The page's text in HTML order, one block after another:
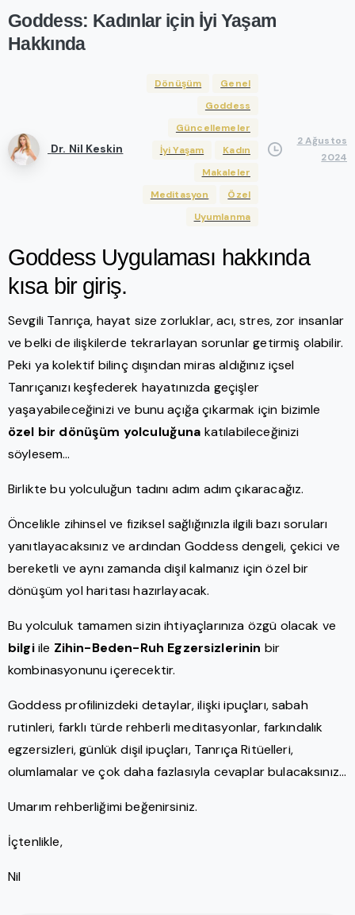
Goddess: Kadınlar için İyi Yaşam
Hakkında
Dr. Nil Keskin
Dönüşüm
Genel
Goddess
Güncellemeler
İyi Yaşam
Kadın
Makaleler
Meditasyon
Özel
Uyumlanma
2 Ağustos
2024
Goddess Uygulaması hakkında
kısa bir giriş.
Sevgili Tanrıça, hayat size zorluklar, acı, stres, zor insanlar
ve belki de ilişkilerde tekrarlayan sorunlar getirmiş olabilir.
Peki ya kolektif bilinç dışından miras aldığınız içsel
Tanrıçanızı keşfederek hayatınızda geçişler
yaşayabileceğinizi ve bunu açığa çıkarmak için bizimle
özel bir dönüşüm yolculuğuna katılabileceğinizi
söylesem…
Birlikte bu yolculuğun tadını adım adım çıkaracağız.
Öncelikle zihinsel ve fiziksel sağlığınızla ilgili bazı soruları
yanıtlayacaksınız ve ardından Goddess dengeli, çekici ve
bereketli ve aynı zamanda dişil kalmanız için özel bir
dönüşüm yol haritası hazırlayacak.
Bu yolculuk tamamen sizin ihtiyaçlarınıza özgü olacak ve
bilgiile Zihin-Beden-Ruh Egzersizlerinin bir
kombinasyonunu içerecektir.
Goddess profilinizdeki detaylar, ilişki ipuçları, sabah
rutinleri, farklı türde rehberli meditasyonlar, farkındalık
egzersizleri, günlük dişil ipuçları, Tanrıça Ritüelleri,
olumlamalar ve çok daha fazlasıyla cevaplar bulacaksınız…
Umarım rehberliğimi beğenirsiniz.
İçtenlikle,
Nil